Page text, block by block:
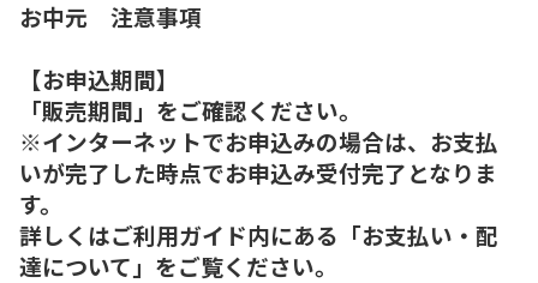
お中元 注意事項
【お申込期間】
「販売期間」をご確認ください。
※インターネットでお申込みの場合は、お支払
いが完了した時点でお申込み受付完了となりま
す。
詳しくはご利用ガイド内にある「お支払い・配
達について」をご覧ください。